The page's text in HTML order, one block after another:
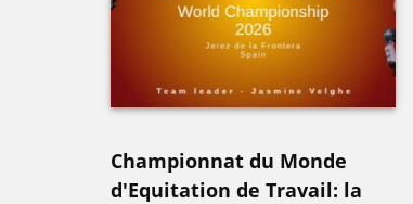
Championnat du Monde
d'Equitation de Travail: la